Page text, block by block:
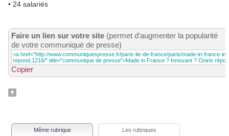
• 24 salariés
Faire un lien sur votre site (permet d'augmenter la popularité
de votre communiqué de presse)
Copier
Même rubrique Les rubriques